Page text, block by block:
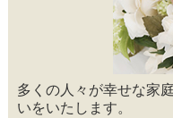
多くの人々が幸せな家
いをいたします。